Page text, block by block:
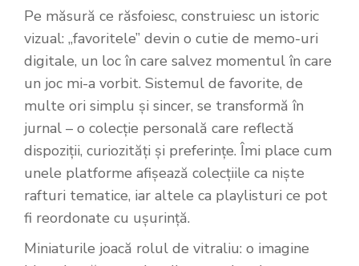
Pe măsură ce răsfoiesc, construiesc un istoric
vizual: „favoritele” devin o cutie de memo-uri
digitale, un loc în care salvez momentul în care
un joc mi-a vorbit. Sistemul de favorite, de
multe ori simplu și sincer, se transformă în
jurnal – o colecție personală care reflectă
dispoziții, curiozități și preferințe. Îmi place cum
unele platforme afișează colecțiile ca niște
rafturi tematice, iar altele ca playlisturi ce pot
fi reordonate cu ușurință.
Miniaturile joacă rolul de vitraliu: o imagine